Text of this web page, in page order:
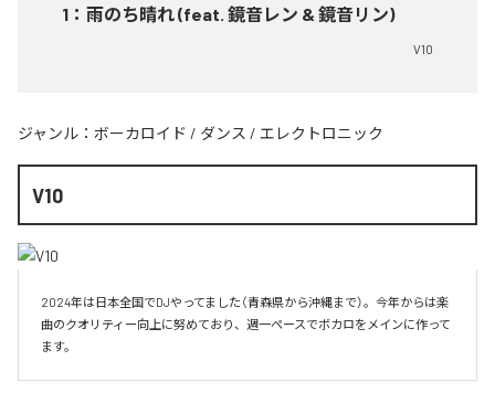
1 ： 雨のち晴れ (feat. 鏡音レン & 鏡音リン)
V10
ジャンル： ボーカロイド / ダンス / エレクトロニック
V10
2024年は日本全国でDJやってました（青森県から沖縄まで）。今年からは楽
曲のクオリティー向上に努めており、週一ペースでボカロをメインに作って